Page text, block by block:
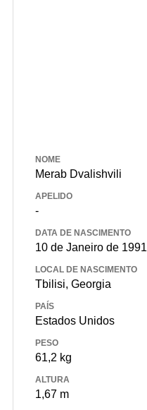
NOME
Merab Dvalishvili
APELIDO
-
DATA DE NASCIMENTO
10 de Janeiro de 1991
LOCAL DE NASCIMENTO
Tbilisi, Georgia
PAÍS
Estados Unidos
PESO
61,2 kg
ALTURA
1,67 m